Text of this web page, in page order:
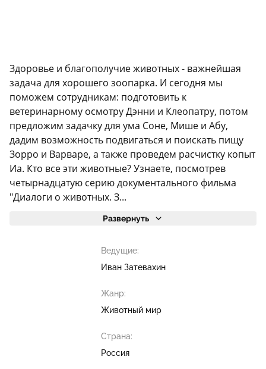
Здоровье и благополучие животных - важнейшая
задача для хорошего зоопарка. И сегодня мы
поможем сотрудникам: подготовить к
ветеринарному осмотру Дэнни и Клеопатру, потом
предложим задачку для ума Соне, Мише и Абу,
дадим возможность подвигаться и поискать пищу
Зорро и Варваре, а также проведем расчистку копыт
Иа. Кто все эти животные? Узнаете, посмотрев
четырнадцатую серию документального фильма
"Диалоги о животных. З...
Развернуть
Ведущие:
Иван Затевахин
Жанр:
Животный мир
Страна:
Россия